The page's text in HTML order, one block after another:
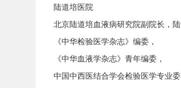
陆道培医院
北京陆道培血液病研究院副院长，
《中华检验医学杂志》编委，
《中华血液学杂志》青年编委，
中国中西医结合学会检验医学专业